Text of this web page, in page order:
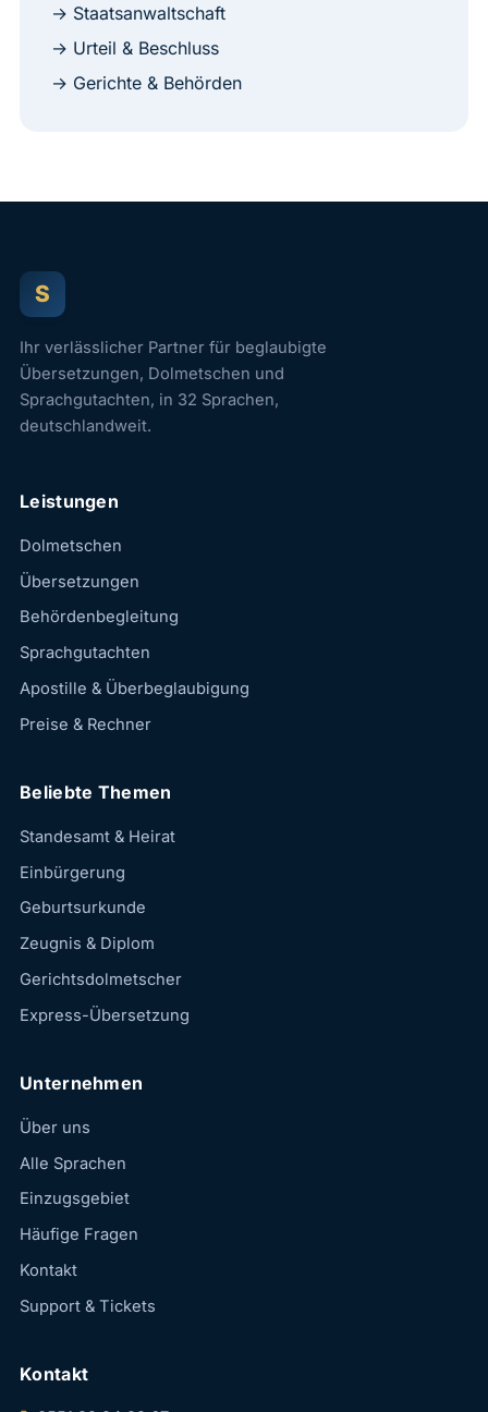
→ Staatsanwaltschaft
→ Urteil & Beschluss
→ Gerichte & Behörden
S
Ihr verlässlicher Partner für beglaubigte
Übersetzungen, Dolmetschen und
Sprachgutachten, in 32 Sprachen,
deutschlandweit.
Leistungen
Dolmetschen
Übersetzungen
Behördenbegleitung
Sprachgutachten
Apostille & Überbeglaubigung
Preise & Rechner
Beliebte Themen
Standesamt & Heirat
Einbürgerung
Geburtsurkunde
Zeugnis & Diplom
Gerichtsdolmetscher
Express-Übersetzung
Unternehmen
Über uns
Alle Sprachen
Einzugsgebiet
Häufige Fragen
Kontakt
Support & Tickets
Kontakt